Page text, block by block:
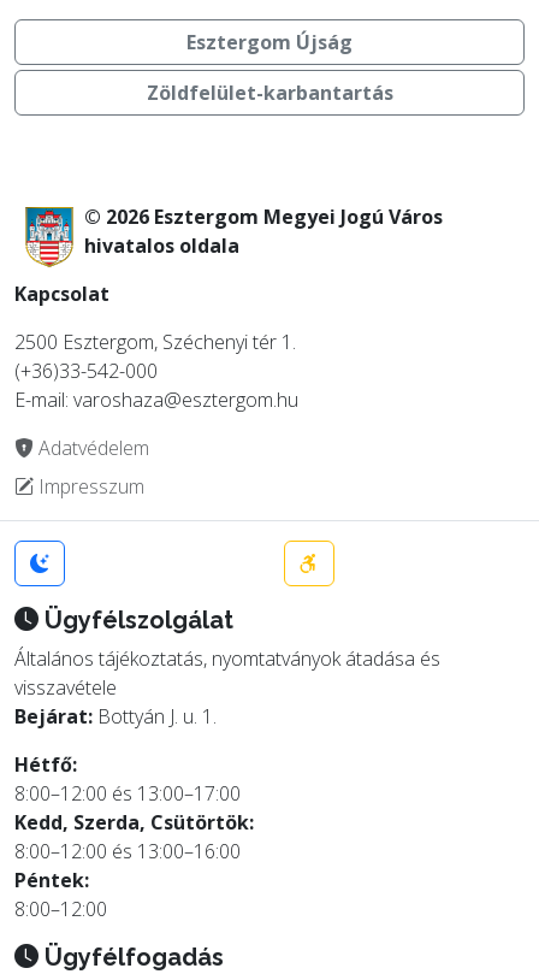
Esztergom Újság
Zöldfelület-karbantartás
© 2026 Esztergom Megyei Jogú Város
hivatalos oldala
Kapcsolat
2500 Esztergom, Széchenyi tér 1.
(+36)33-542-000
E-mail: varoshaza@esztergom.hu
Adatvédelem
Impresszum
Ügyfélszolgálat
Általános tájékoztatás, nyomtatványok átadása és
visszavétele
Bejárat: Bottyán J. u. 1.
Hétfő:
8:00–12:00 és 13:00–17:00
Kedd, Szerda, Csütörtök:
8:00–12:00 és 13:00–16:00
Péntek:
8:00–12:00
Ügyfélfogadás